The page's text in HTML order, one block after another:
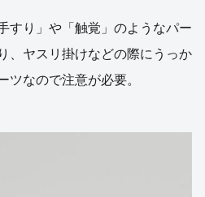
すり」や「触覚」のようなパー
、ヤスリ掛けなどの際にうっか
ツなので注意が必要。